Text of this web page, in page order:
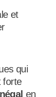
et
qui
forte
en